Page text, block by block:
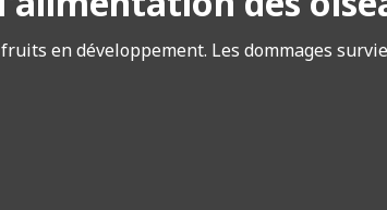
en développement. Les dommages